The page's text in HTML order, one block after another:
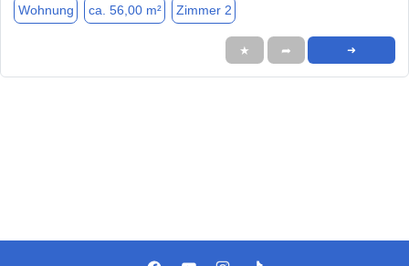
Wohnung ca. 56,00 m² Zimmer 2
★ ➦ ➜